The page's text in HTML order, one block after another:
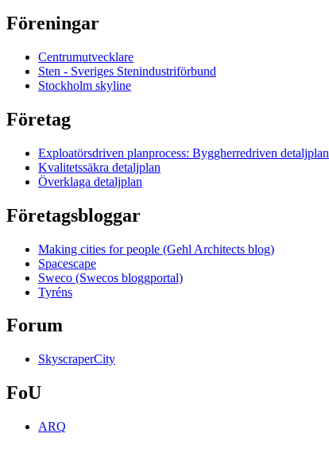
Föreningar
Centrumutvecklare
Sten - Sveriges Stenindustriförbund
Stockholm skyline
Företag
Exploatörsdriven planprocess: Byggherredriven detaljplan
Kvalitetssäkra detaljplan
Överklaga detaljplan
Företagsbloggar
Making cities for people (Gehl Architects blog)
Spacescape
Sweco (Swecos bloggportal)
Tyréns
Forum
SkyscraperCity
FoU
ARQ